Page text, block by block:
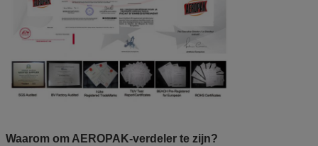
Waarom om AEROPAK-verdeler te zijn?